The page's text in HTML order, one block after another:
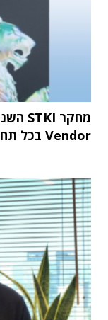
Vendor בכל תחומי שוק ה-IT